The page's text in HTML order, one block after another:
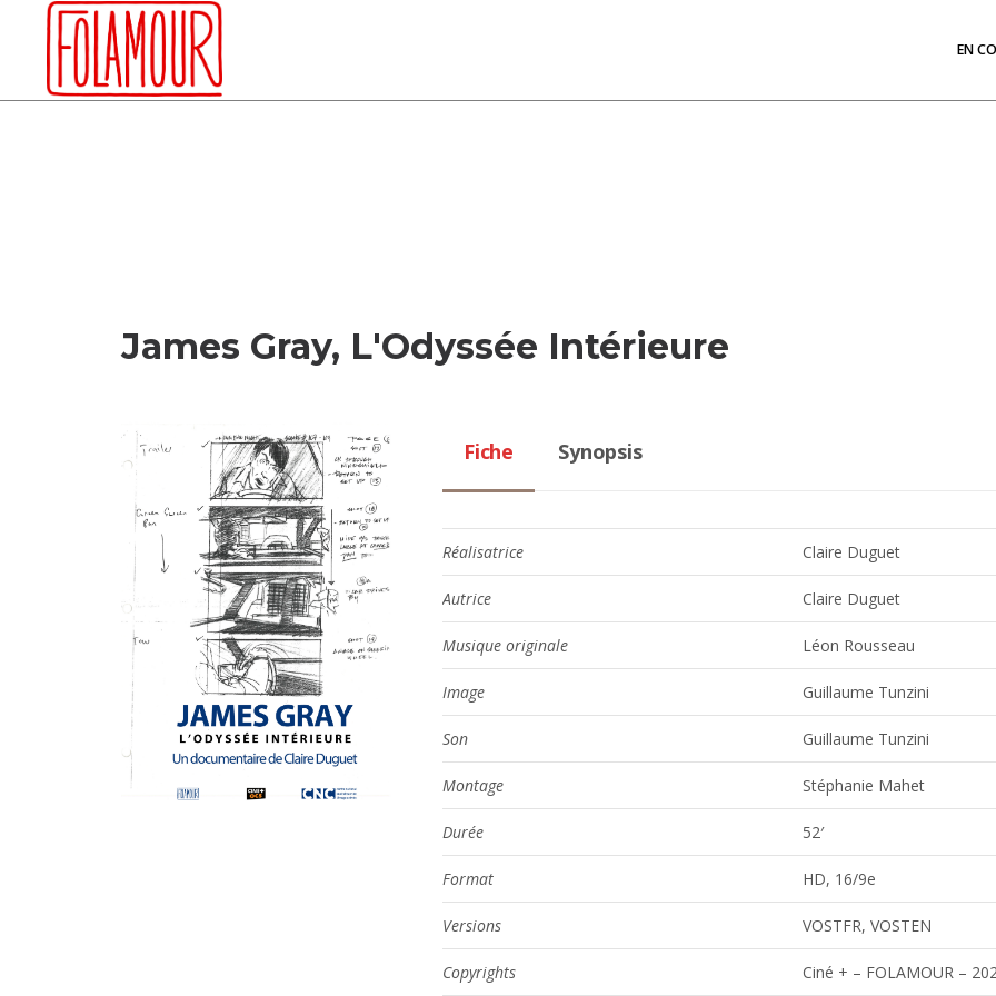
EN
James Gray, L'Odyssée Intérieure
Fiche Synopsis
Réalisatrice Claire Duguet
Autrice Claire Duguet
Musique originale Léon Rousseau
Image Guillaume Tunzini
Son Guillaume Tunzini
Montage Stéphanie Mahet
Durée 52′
Format HD, 16/9e
Versions VOSTFR, VOSTEN
Copyrights Ciné + – FOLAMOUR –